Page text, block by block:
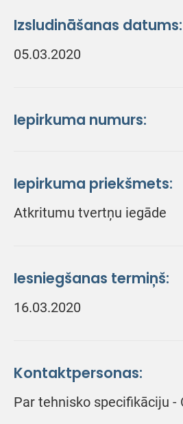
Izsludināšanas datums:
05.03.2020
Iepirkuma numurs:
Iepirkuma priekšmets:
Atkritumu tvertņu iegāde
Iesniegšanas termiņš:
16.03.2020
Kontaktpersonas:
Par tehnisko specifikāciju -